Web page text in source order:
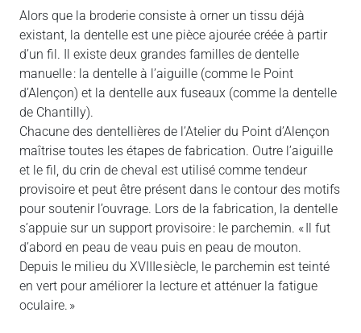
Alors que la broderie consiste à orner un tissu déjà
existant, la dentelle est une pièce ajourée créée à partir
d’un fil. Il existe deux grandes familles de dentelle
manuelle : la dentelle à l’aiguille (comme le Point
d’Alençon) et la dentelle aux fuseaux (comme la dentelle
de Chantilly).
Chacune des dentellières de l’Atelier du Point d’Alençon
maîtrise toutes les étapes de fabrication. Outre l’aiguille
et le fil, du crin de cheval est utilisé comme tendeur
provisoire et peut être présent dans le contour des motifs
pour soutenir l’ouvrage. Lors de la fabrication, la dentelle
s’appuie sur un support provisoire : le parchemin. « Il fut
d’abord en peau de veau puis en peau de mouton.
Depuis le milieu du XVIIIe siècle, le parchemin est teinté
en vert pour améliorer la lecture et atténuer la fatigue
oculaire. »